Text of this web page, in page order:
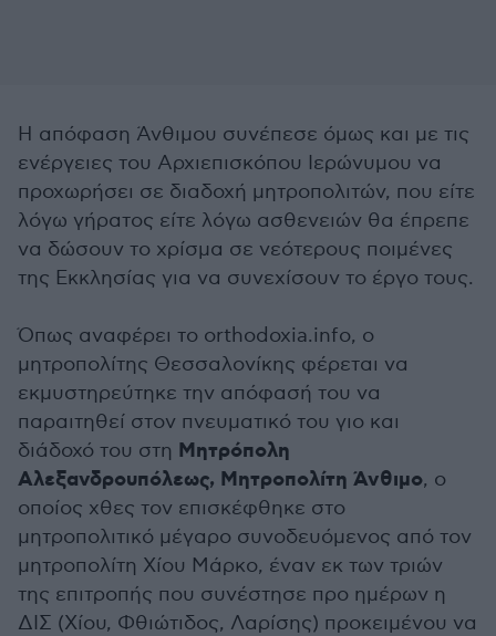
Η απόφαση Άνθιμου συνέπεσε όμως και με τις
ενέργειες του Αρχιεπισκόπου Ιερώνυμου να
προχωρήσει σε διαδοχή μητροπολιτών, που είτε
λόγω γήρατος είτε λόγω ασθενειών θα έπρεπε
να δώσουν το χρίσμα σε νεότερους ποιμένες
της Εκκλησίας για να συνεχίσουν το έργο τους.
Όπως αναφέρει το orthodoxia.info, ο
μητροπολίτης Θεσσαλονίκης φέρεται να
εκμυστηρεύτηκε την απόφασή του να
παραιτηθεί στον πνευματικό του γιο και
διάδοχό του στη Μητρόπολη
Αλεξανδρουπόλεως, Μητροπολίτη Άνθιμο, ο
οποίος χθες τον επισκέφθηκε στο
μητροπολιτικό μέγαρο συνοδευόμενος από τον
μητροπολίτη Χίου Μάρκο, έναν εκ των τριών
της επιτροπής που συνέστησε προ ημέρων η
ΔΙΣ (Χίου, Φθιώτιδος, Λαρίσης) προκειμένου να